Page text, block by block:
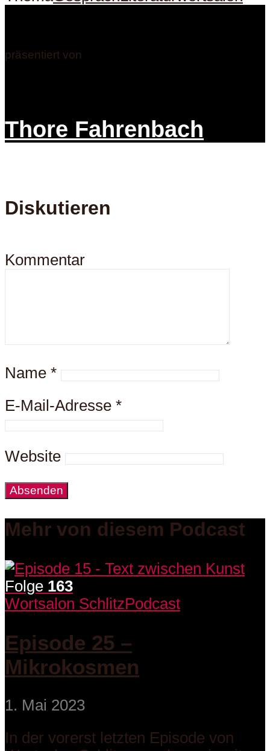
präsentiert von
Thore Fahrenbach
Diskutieren
Kommentar
Name *
E-Mail-Adresse *
Website
Mehr von diesem Podcast
Folge 163
Wortsalon SchlitzPodcast
Episode 25 –
Mikrokosmen
1. Mai 2023
In der vorerst letzten Episode von